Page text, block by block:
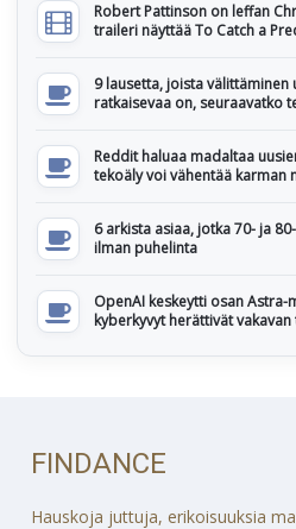
Robert Pattinson on leffan
traileri näyttää To Catch a
9 lausetta, joista välittäminen
ratkaisevaa on, seuraavatko
Reddit haluaa madaltaa
tekoäly voi vähentää karman
6 arkista asiaa, jotka 70- ja
ilman puhelinta
OpenAI keskeytti osan Astra-
kyberkyvyt herättivät
FINDANCE
Hauskoja juttuja, erikoisuuksia